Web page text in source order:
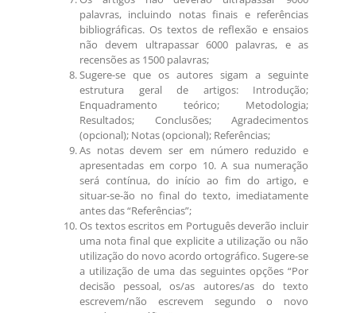
palavras, incluindo notas finais e referências
bibliográficas. Os textos de reflexão e ensaios
não devem ultrapassar 6000 palavras, e as
recensões as 1500 palavras;
Sugere-se que os autores sigam a seguinte
estrutura geral de artigos: Introdução;
Enquadramento teórico; Metodologia;
Resultados; Conclusões; Agradecimentos
(opcional); Notas (opcional); Referências;
As notas devem ser em número reduzido e
apresentadas em corpo 10. A sua numeração
será contínua, do início ao fim do artigo, e
situar-se-ão no final do texto, imediatamente
antes das “Referências”;
Os textos escritos em Português deverão incluir
uma nota final que explicite a utilização ou não
utilização do novo acordo ortográfico. Sugere-se
a utilização de uma das seguintes opções “Por
decisão pessoal, os/as autores/as do texto
escrevem/não escrevem segundo o novo